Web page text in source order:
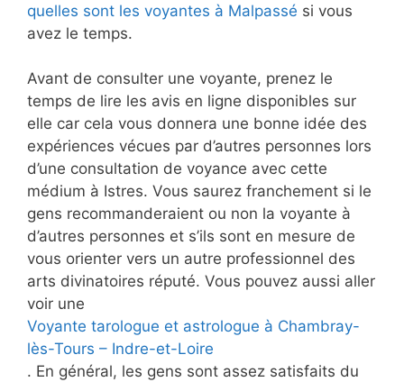
quelles sont les voyantes à Malpassé si vous
avez le temps.
Avant de consulter une voyante, prenez le
temps de lire les avis en ligne disponibles sur
elle car cela vous donnera une bonne idée des
expériences vécues par d’autres personnes lors
d’une consultation de voyance avec cette
médium à Istres. Vous saurez franchement si le
gens recommanderaient ou non la voyante à
d’autres personnes et s’ils sont en mesure de
vous orienter vers un autre professionnel des
arts divinatoires réputé. Vous pouvez aussi aller
voir une
Voyante tarologue et astrologue à Chambray-
lès-Tours – Indre-et-Loire
. En général, les gens sont assez satisfaits du